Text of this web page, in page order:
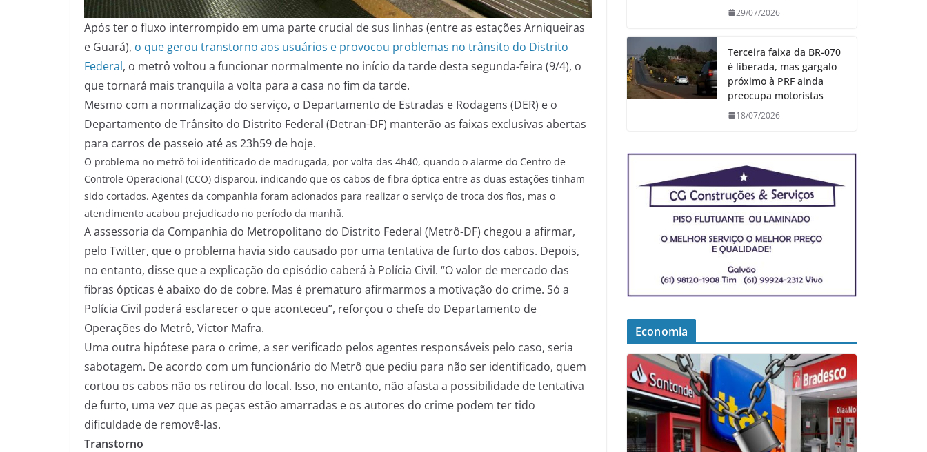
Após ter o fluxo interrompido em uma parte crucial de sus linhas (entre as estações Arniqueiras
e Guará), o que gerou transtorno aos usuários e provocou problemas no trânsito do Distrito
Federal, o metrô voltou a funcionar normalmente no início da tarde desta segunda-feira (9/4), o
que tornará mais tranquila a volta para a casa no fim da tarde.
Mesmo com a normalização do serviço, o Departamento de Estradas e Rodagens (DER) e o
Departamento de Trânsito do Distrito Federal (Detran-DF) manterão as faixas exclusivas abertas
para carros de passeio até as 23h59 de hoje.
O problema no metrô foi identificado de madrugada, por volta das 4h40, quando o alarme do Centro de
Controle Operacional (CCO) disparou, indicando que os cabos de fibra óptica entre as duas estações tinham
sido cortados. Agentes da companhia foram acionados para realizar o serviço de troca dos fios, mas o
atendimento acabou prejudicado no período da manhã.
A assessoria da Companhia do Metropolitano do Distrito Federal (Metrô-DF) chegou a afirmar,
pelo Twitter, que o problema havia sido causado por uma tentativa de furto dos cabos. Depois,
no entanto, disse que a explicação do episódio caberá à Polícia Civil. “O valor de mercado das
fibras ópticas é abaixo do de cobre. Mas é prematuro afirmarmos a motivação do crime. Só a
Polícia Civil poderá esclarecer o que aconteceu”, reforçou o chefe do Departamento de
Operações do Metrô, Victor Mafra.
Uma outra hipótese para o crime, a ser verificado pelos agentes responsáveis pelo caso, seria
sabotagem. De acordo com um funcionário do Metrô que pediu para não ser identificado, quem
cortou os cabos não os retirou do local. Isso, no entanto, não afasta a possibilidade de tentativa
de furto, uma vez que as peças estão amarradas e os autores do crime podem ter tido
dificuldade de removê-las.
Transtorno
29/07/2026
Terceira faixa da BR-070
é liberada, mas gargalo
próximo à PRF ainda
preocupa motoristas
18/07/2026
Economia